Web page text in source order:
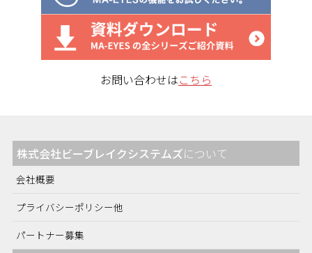
お問い合わせはこちら
株式会社ビーブレイクシステムズについて
会社概要
プライバシーポリシー他
パートナー募集